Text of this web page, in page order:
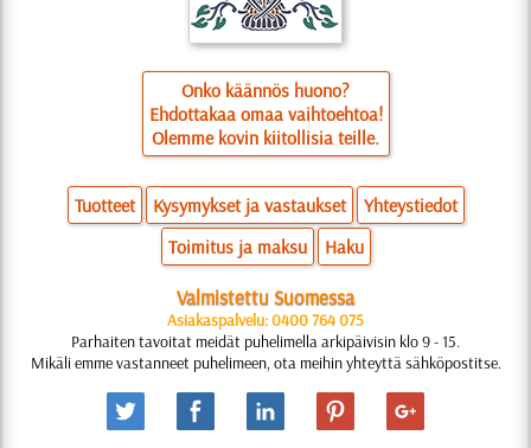
Onko käännös huono?
Ehdottakaa omaa vaihtoehtoa!
Olemme kovin kiitollisia teille.
Tuotteet Kysymykset ja vastaukset
Yhteystiedot
Toimitus ja maksu
Haku
Valmistettu Suomessa
Asiakaspalvelu: 0400 764 075
Parhaiten tavoitat meidät puhelimella arkipäivisin klo 9 - 15.
Mikäli emme vastanneet puhelimeen, ota meihin yhteyttä sähköpostitse.